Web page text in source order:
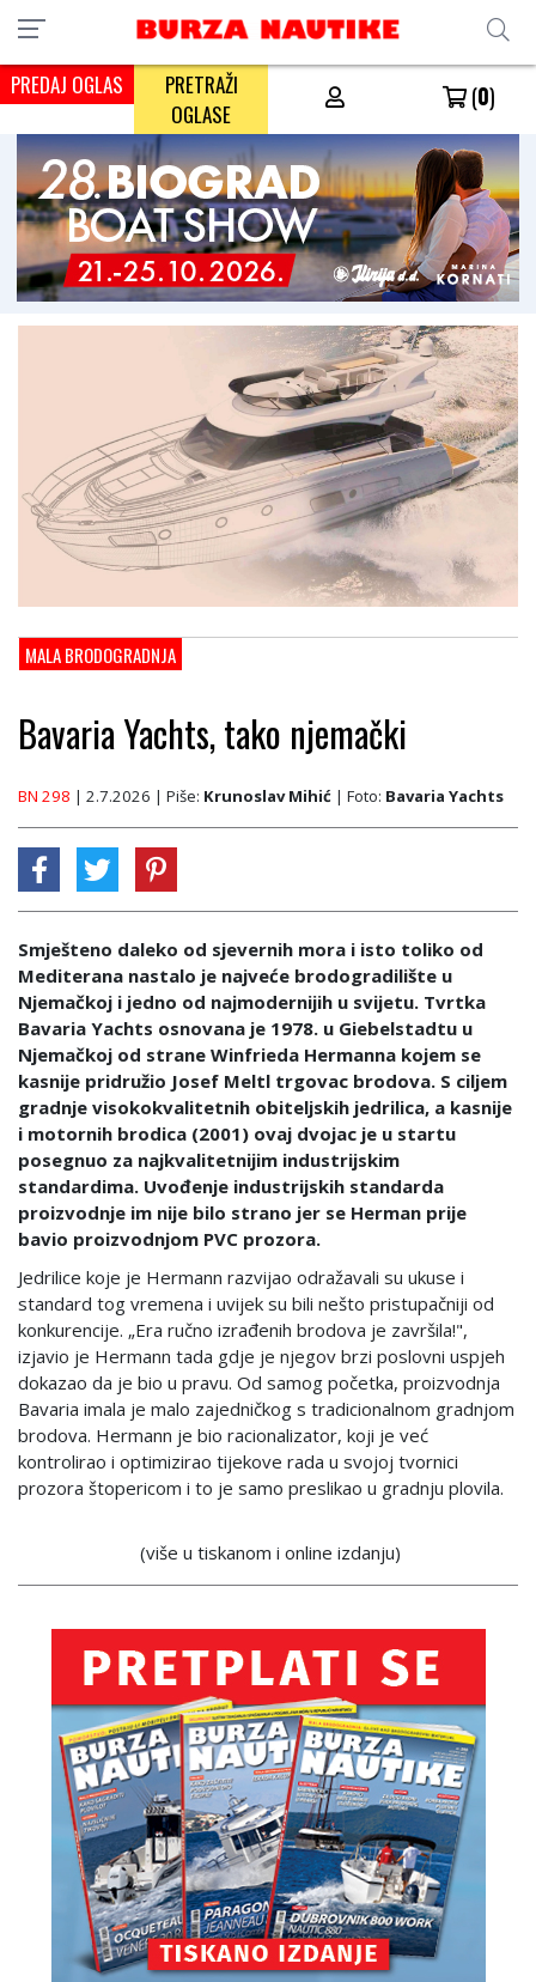
PREDAJ OGLAS
PRETRAŽI
OGLASE
(0)
MALA BRODOGRADNJA
Bavaria Yachts, tako njemački
BN 298 | 2.7.2026 | Piše: Krunoslav Mihić | Foto: Bavaria Yachts
Smješteno daleko od sjevernih mora i isto toliko od
Mediterana nastalo je najveće brodogradilište u
Njemačkoj i jedno od najmodernijih u svijetu. Tvrtka
Bavaria Yachts osnovana je 1978. u Giebelstadtu u
Njemačkoj od strane Winfrieda Hermanna kojem se
kasnije pridružio Josef Meltl trgovac brodova. S ciljem
gradnje visokokvalitetnih obiteljskih jedrilica, a kasnije
i motornih brodica (2001) ovaj dvojac je u startu
posegnuo za najkvalitetnijim industrijskim
standardima. Uvođenje industrijskih standarda
proizvodnje im nije bilo strano jer se Herman prije
bavio proizvodnjom PVC prozora.
Jedrilice koje je Hermann razvijao odražavali su ukuse i
standard tog vremena i uvijek su bili nešto pristupačniji od
konkurencije. „Era ručno izrađenih brodova je završila!",
izjavio je Hermann tada gdje je njegov brzi poslovni uspjeh
dokazao da je bio u pravu. Od samog početka, proizvodnja
Bavaria imala je malo zajedničkog s tradicionalnom gradnjom
brodova. Hermann je bio racionalizator, koji je već
kontrolirao i optimizirao tijekove rada u svojoj tvornici
prozora štopericom i to je samo preslikao u gradnju plovila.
(više u tiskanom i online izdanju)